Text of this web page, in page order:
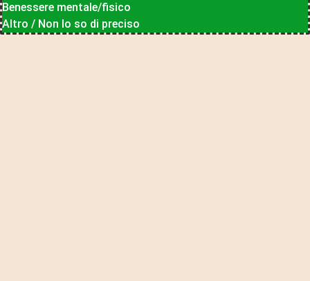
Benessere mentale/fisico
Altro / Non lo so di preciso